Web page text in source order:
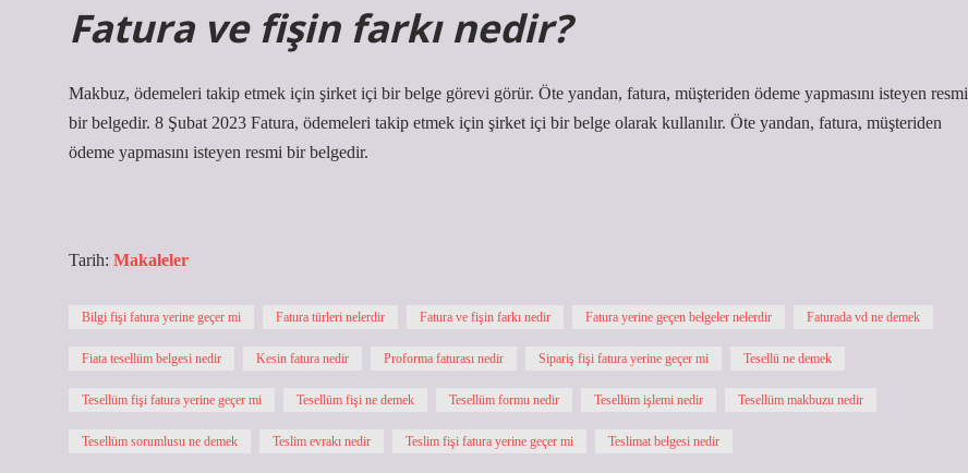
Fatura ve fişin farkı nedir?
Makbuz, ödemeleri takip etmek için şirket içi bir belge görevi görür. Öte yandan, fatura, müşteriden ödeme yapmasını isteyen resmi
bir belgedir. 8 Şubat 2023 Fatura, ödemeleri takip etmek için şirket içi bir belge olarak kullanılır. Öte yandan, fatura, müşteriden
ödeme yapmasını isteyen resmi bir belgedir.
Tarih: Makaleler
Bilgi fişi fatura yerine geçer mi Fatura türleri nelerdir Fatura ve fişin farkı nedir Fatura yerine geçen belgeler nelerdir Faturada vd ne demek
Fiata tesellüm belgesi nedir Kesin fatura nedir Proforma faturası nedir Sipariş fişi fatura yerine geçer mi Tesellü ne demek
Tesellüm fişi fatura yerine geçer mi Tesellüm fişi ne demek Tesellüm formu nedir Tesellüm işlemi nedir Tesellüm makbuzu nedir
Tesellüm sorumlusu ne demek Teslim evrakı nedir Teslim fişi fatura yerine geçer mi Teslimat belgesi nedir